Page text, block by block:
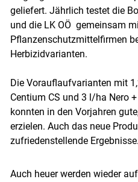
Skip to
geliefert. Jährlich testet die
und die LK OÖ gemeinsam
Pflanzenschutzmittelfirmen
Herbizidvarianten.
Die Vorauflaufvarianten mit
Centium CS und 3 l/ha Nero
konnten in den Vorjahren
erzielen. Auch das neue
zufriedenstellende Ergebnisse.
Auch heuer werden wieder